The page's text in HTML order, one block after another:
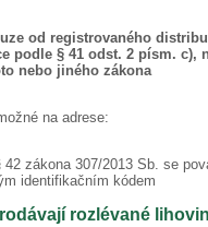
od registrovaného
podle § 41 odst. 2 písm. c),
nebo jiného zákona
na adrese:
zákona 307/2013 Sb. se
identifikačním kódem
rozlévané